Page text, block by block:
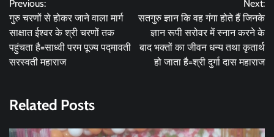
navigation
Previous:
गुरु चरणों से होकर जाने वाला मार्ग
साक्षात ईश्वर के श्री चरणों तक
पहुंचता है=साध्वी परम पूज्य पद्मावती
सरस्वती महाराज
Next:
सतगुरु ज्ञान कि वह गंगा होते हैं जिनके
ज्ञान रूपी सरोवर में स्नान करने के
बाद भक्तों का जीवन धन्य तथा कृतार्थ
हो जाता है=श्री दुर्गा दास महाराज
Related Posts